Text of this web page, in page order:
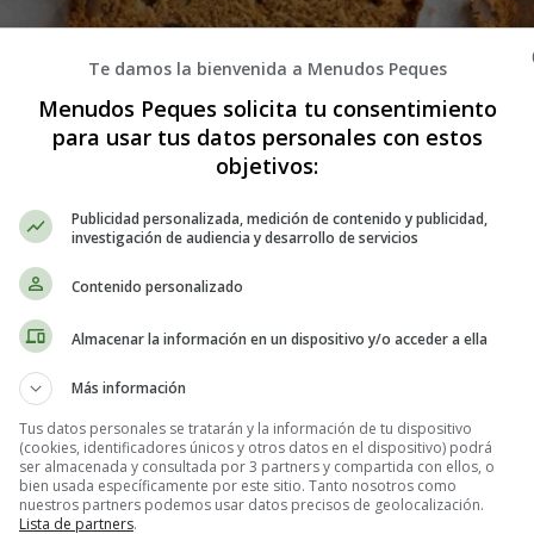
hacer Pan de manzana - Recetas
Te damos la bienvenida a Menudos Peques
Menudos Peques solicita tu consentimiento
para usar tus datos personales con estos
objetivos:
Publicidad personalizada, medición de contenido y publicidad,
investigación de audiencia y desarrollo de servicios
Contenido personalizado
Almacenar la información en un dispositivo y/o acceder a ella
Más información
Tus datos personales se tratarán y la información de tu dispositivo
(cookies, identificadores únicos y otros datos en el dispositivo) podrá
ser almacenada y consultada por 3 partners y compartida con ellos, o
bien usada específicamente por este sitio. Tanto nosotros como
nuestros partners podemos usar datos precisos de geolocalización.
Lista de partners.